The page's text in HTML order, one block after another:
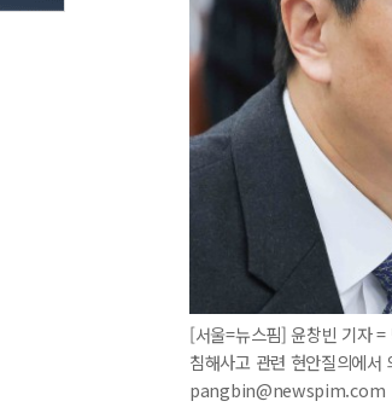
[서울=뉴스핌] 윤창빈 기자
침해사고 관련 현안질의에
pangbin@newspim.com